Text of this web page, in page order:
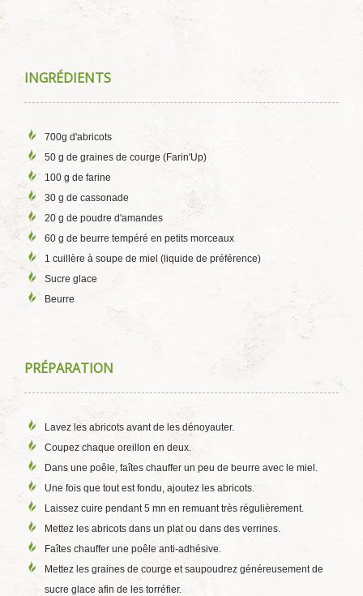
INGRÉDIENTS
700g d'abricots
50 g de graines de courge (Farin'Up)
100 g de farine
30 g de cassonade
20 g de poudre d'amandes
60 g de beurre tempéré en petits morceaux
1 cuillère à soupe de miel (liquide de préférence)
Sucre glace
Beurre
PRÉPARATION
Lavez les abricots avant de les dénoyauter.
Coupez chaque oreillon en deux.
Dans une poêle, faîtes chauffer un peu de beurre avec le miel.
Une fois que tout est fondu, ajoutez les abricots.
Laissez cuire pendant 5 mn en remuant très régulièrement.
Mettez les abricots dans un plat ou dans des verrines.
Faîtes chauffer une poêle anti-adhésive.
Mettez les graines de courge et saupoudrez généreusement de
sucre glace afin de les torréfier.